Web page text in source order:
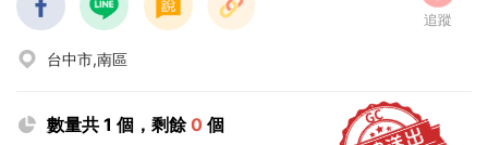
追蹤
台中市,南區
數量共 1 個，剩餘0 個